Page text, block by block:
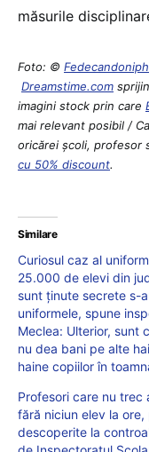
măsurile
Foto: ©
Dreamstime.com
imagini stock prin care
mai relevant posibil /
oricărei școli, profesor
cu 50% discount.
Similare
Curiosul caz al
25.000 de elevi din
sunt ținute secrete s-
uniformele, spune
Meclea: Ulterior, sunt
nu dea bani pe alte
haine copiilor în
Profesori care nu trec
fără niciun elev la
descoperite la